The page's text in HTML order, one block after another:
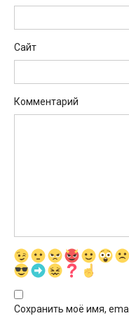
Сайт
Комментарий
Сохранить моё имя,